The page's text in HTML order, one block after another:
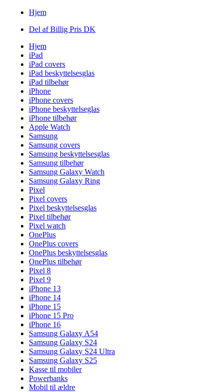
Hjem
Del af Billig Pris DK
Hjem
iPad
iPad covers
iPad beskyttelsesglas
iPad tilbehør
iPhone
iPhone covers
iPhone beskyttelseglas
iPhone tilbehør
Apple Watch
Samsung
Samsung covers
Samsung beskyttelsesglas
Samsung tilbehør
Samsung Galaxy Watch
Samsung Galaxy Ring
Pixel
Pixel covers
Pixel beskyttelsesglas
Pixel tilbehør
Pixel watch
OnePlus
OnePlus covers
OnePlus beskyttelsesglas
OnePlus tilbehør
Pixel 8
Pixel 9
iPhone 13
iPhone 14
iPhone 15
iPhone 15 Pro
iPhone 16
Samsung Galaxy A54
Samsung Galaxy S24
Samsung Galaxy S24 Ultra
Samsung Galaxy S25
Kasse til mobiler
Powerbanks
Mobil til ældre